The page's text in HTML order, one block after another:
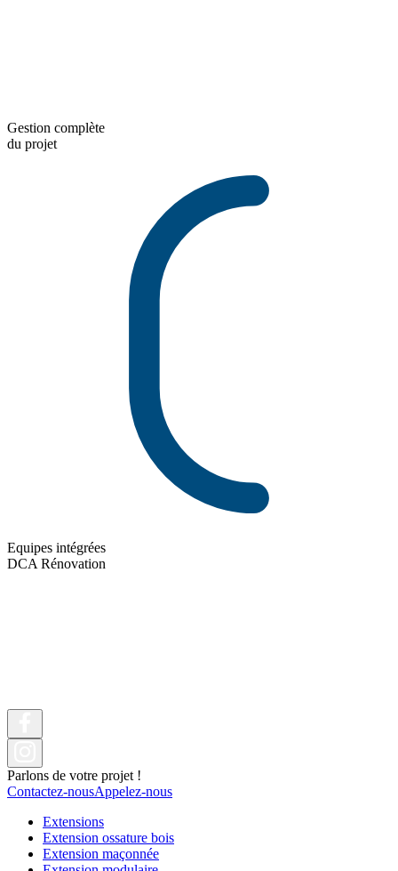
Gestion complète
du projet
Equipes intégrées
DCA Rénovation
Parlons de votre projet !
Contactez-nousAppelez-nous
Extensions
Extension ossature bois
Extension maçonnée